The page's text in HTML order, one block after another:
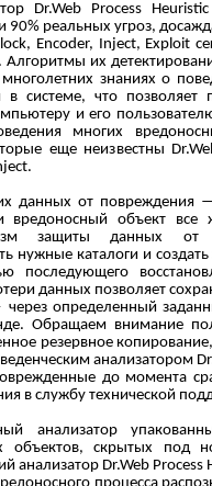
Dr.Web Process
90% реальных угроз,
Encoder, Inject, Exploit
их
знаниях о
системе, что позволяет
и его
многих
еще неизвестны
данных от повреждения
объект все
защиты данных от
нужные каталоги и
последующего
данных позволяет
определенный
Обращаем внимание
резервное
анализатором
до момента
в службу технической
анализатор
объектов, скрытых под
анализатор Dr.Web